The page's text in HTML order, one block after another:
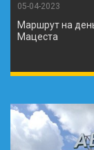
05-04-2023
Маршрут на
Мацеста